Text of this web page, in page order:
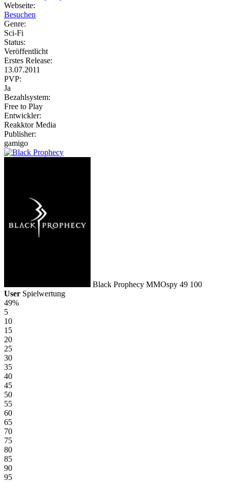
Webseite:
Besuchen
Genre:
Sci-Fi
Status:
Veröffentlicht
Erstes Release:
13.07.2011
PVP:
Ja
Bezahlsystem:
Free to Play
Entwickler:
Reakktor Media
Publisher:
gamigo
Black Prophecy MMOspy 49 100
User Spielwertung
49%
5
10
15
20
25
30
35
40
45
50
55
60
65
70
75
80
85
90
95